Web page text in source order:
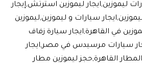
ليموزين,ايجار ليموزين استرتش,إيجار
سيارات و ليموزين,ليموزين
في القاهرة,ايجار سيارة زفاف
سيارات مرسيدس في مصر,ايجار
القاهرة,حجز ليموزين مطار